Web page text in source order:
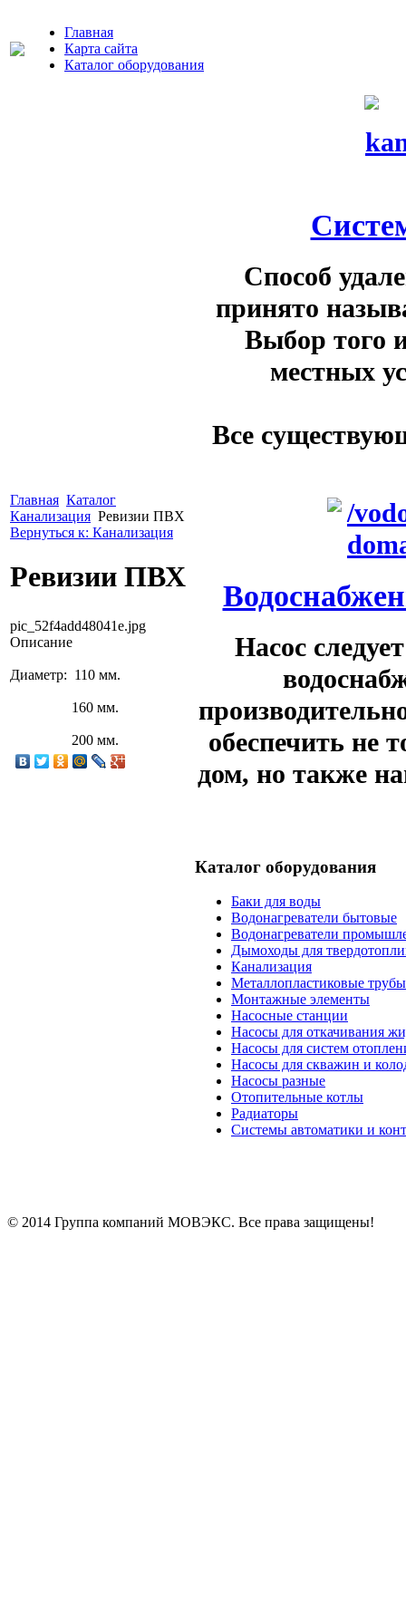
Главная
Карта сайта
Каталог оборудования
Главная Каталог
Канализация Ревизии ПВХ
Вернуться к: Канализация
Ревизии ПВХ
pic_52f4add48041e.jpg
Описание
Диаметр: 110 мм.
160 мм.
200 мм.
Способ
принято
Выбор того
местных
Все
Насос
обеспечить не
дом, но также
Каталог оборудования
Баки для воды
Водонагреватели бытовые
Водонагреватели
Дымоходы для
Канализация
Металлопластиковые трубы
Монтажные элементы
Насосные станции
Насосы для откачивания
Насосы для систем
Насосы для скважин и
Насосы разные
Отопительные котлы
Радиаторы
Системы автоматики и
© 2014 Группа компаний МОВЭКС. Все права защищены!